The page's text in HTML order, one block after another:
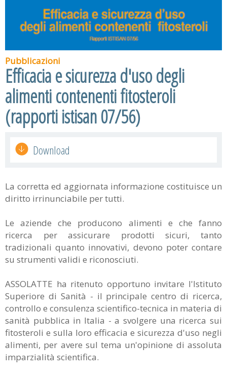
Pubblicazioni
Efficacia e sicurezza d'uso degli
alimenti contenenti fitosteroli
(rapporti istisan 07/56)
Download
La corretta ed aggiornata informazione costituisce un
diritto irrinunciabile per tutti.
Le aziende che producono alimenti e che fanno
ricerca per assicurare prodotti sicuri, tanto
tradizionali quanto innovativi, devono poter contare
su strumenti validi e riconosciuti.
ASSOLATTE ha ritenuto opportuno invitare l'Istituto
Superiore di Sanità - il principale centro di ricerca,
controllo e consulenza scientifico-tecnica in materia di
sanità pubblica in Italia - a svolgere una ricerca sui
fitosteroli e sulla loro efficacia e sicurezza d'uso negli
alimenti, per avere sul tema un'opinione di assoluta
imparzialità scientifica.